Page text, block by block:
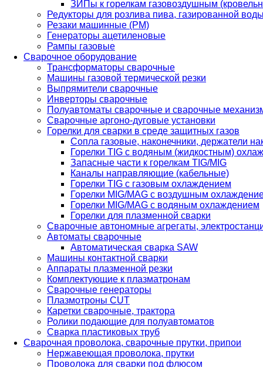
ЗИПы к горелкам газовоздушным
Редукторы для розлива пива, газированной
Резаки машинные (РМ)
Генераторы ацетиленовые
Рампы газовые
Сварочное оборудование
Трансформаторы сварочные
Машины газовой термической резки
Выпрямители сварочные
Инверторы сварочные
Полуавтоматы сварочные и сварочные
Сварочные аргоно-дуговые установки
Горелки для сварки в среде защитных газов
Сопла газовые, наконечники, держатели
Горелки TIG с водяным (жидкостным)
Запасные части к горелкам TIG/MIG
Каналы направляющие (кабельные)
Горелки TIG с газовым охлаждением
Горелки MIG/MAG с воздушным
Горелки MIG/MAG с водяным охлаждением
Горелки для плазменной сварки
Сварочные автономные агрегаты,
Автоматы сварочные
Автоматическая сварка SAW
Машины контактной сварки
Аппараты плазменной резки
Комплектующие к плазматронам
Сварочные генераторы
Плазмотроны CUT
Каретки сварочные, трактора
Ролики подающие для полуавтоматов
Сварка пластиковых труб
Сварочная проволока, сварочные прутки, припои
Нержавеющая проволока, прутки
Проволока для сварки под флюсом